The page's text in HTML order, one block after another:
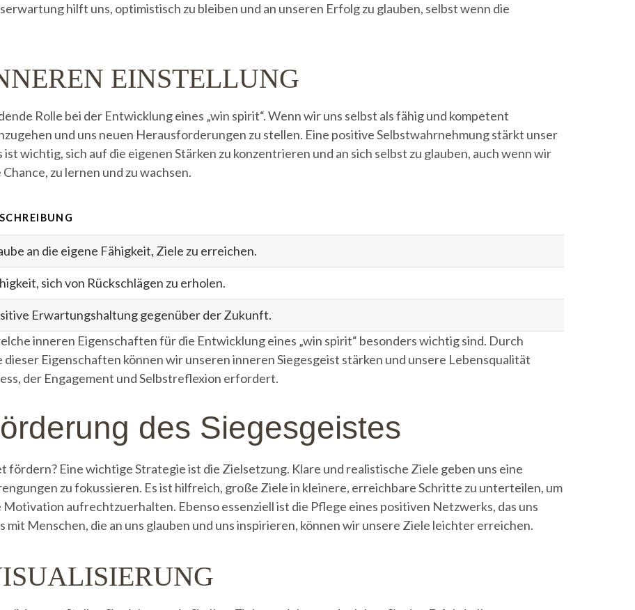
hilft uns, optimistisch zu bleiben und an unseren Erfolg zu glauben, selbst wenn die
EINSTELLUNG
Rolle bei der Entwicklung eines „win spirit“. Wenn wir uns selbst als fähig und kompetent
und uns neuen Herausforderungen zu stellen. Eine positive Selbstwahrnehmung stärkt unser
wichtig, sich auf die eigenen Stärken zu konzentrieren und an sich selbst zu glauben, auch wenn wir
zu lernen und zu wachsen.
an die eigene Fähigkeit, Ziele zu erreichen.
sich von Rückschlägen zu erholen.
Erwartungshaltung gegenüber der Zukunft.
inneren Eigenschaften für die Entwicklung eines „win spirit“ besonders wichtig sind. Durch
Eigenschaften können wir unseren inneren Siegesgeist stärken und unsere Lebensqualität
der Engagement und Selbstreflexion erfordert.
des Siegesgeistes
fördern? Eine wichtige Strategie ist die Zielsetzung. Klare und realistische Ziele geben uns eine
zu fokussieren. Es ist hilfreich, große Ziele in kleinere, erreichbare Schritte zu unterteilen, um
aufrechtzuerhalten. Ebenso essenziell ist die Pflege eines positiven Netzwerks, das uns
Menschen, die an uns glauben und uns inspirieren, können wir unsere Ziele leichter erreichen.